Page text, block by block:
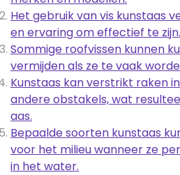
Het gebruik van vis kunstaas
en ervaring om effectief te zijn.
Sommige roofvissen kunnen
vermijden als ze te vaak
Kunstaas kan verstrikt raken
andere obstakels, wat
aas.
Bepaalde soorten kunstaas
voor het milieu wanneer ze
in het water.